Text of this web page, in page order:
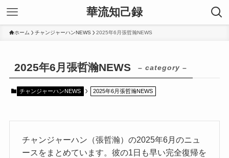
華流知己録
ホーム チャンジャーハンNEWS 2025年6月張哲瀚NEWS
2025年6月張哲瀚NEWS – category –
チャンジャーハンNEWS 2025年6月張哲瀚NEWS
チャンジャーハン（張哲瀚）の2025年6月のニュ
ースをまとめています。彼の1日も早い完全復帰を